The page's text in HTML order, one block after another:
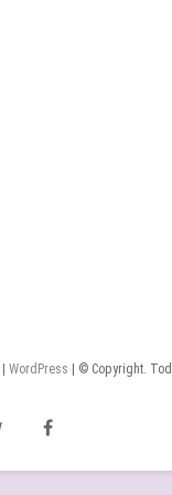
| WordPress | © Copyright.
TwitterFacebook